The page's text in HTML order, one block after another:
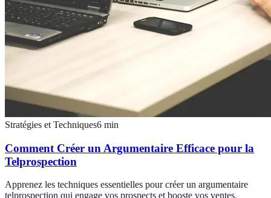
Stratégies et Techniques6 min
Comment Créer un Argumentaire Efficace pour la
Telprospection
Apprenez les techniques essentielles pour créer un argumentaire
telprospection qui engage vos prospects et booste vos ventes.